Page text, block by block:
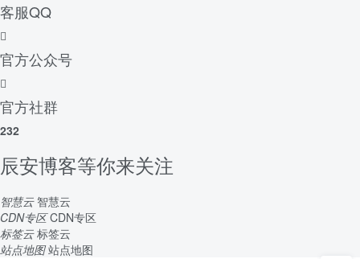
客服QQ
官方公众号
官方社群
232
辰安博客等你来关注
智慧云 智慧云
CDN专区 CDN专区
标签云 标签云
站点地图 站点地图